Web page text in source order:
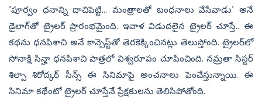
'పూర్వం ధనాన్ని దాచిపెట్టి... మంత్రాలతో బంధనాలు వేసేవాడు' అనే
డైలాగ్‌తో ట్రైలర్ ప్రారంభమైంది. ఇవాళ విడుదలైన ట్రైలర్ చూస్తే.. ఈ
కథను ధనపిశాచి అనే కాన్సెప్ట్‌తో తెరకెక్కించినట్లు తెలుస్తోంది. ట్రైలర్‌లో
సోనాక్షి సిన్హా ధనపిశాచి పాత్రలో విశ్వరూపం చూపించింది. నమ్రతా సిస్టర్‌
శిల్పా శిరోద్కర్‌ సీన్స్‌ ఈ సినిమాపై అంచనాలు పెంచేస్తున్నాయి. ఈ
సినిమా కథేంటో ట్రైలర్‌ చూస్తేనే ప్రేక్షకులను తెలిసిపోతోంది.